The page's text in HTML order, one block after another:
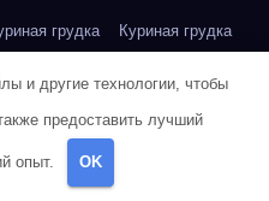
грудка Куриная грудка
грудка Куриная грудка
грудка Куриная грудка
Куриная грудка
и другие технологии, чтобы
предоставить лучший
опыт. OK